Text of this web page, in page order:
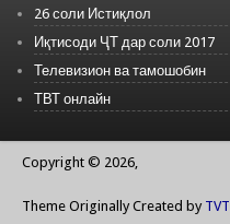
26 соли Истиқлол
Иқтисоди ҶТ дар соли 2017
Телевизион ва тамошобин
ТВТ онлайн
Copyright © 2026,
Theme Originally Created by TVT